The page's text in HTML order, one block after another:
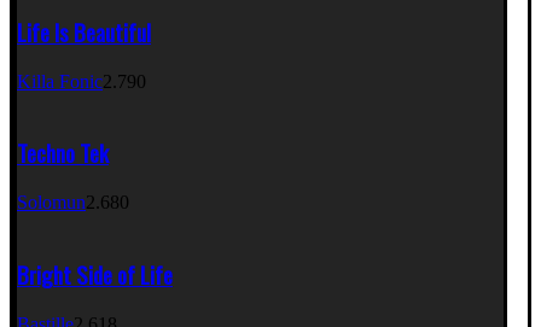
Life Is Beautiful
Killa Fonic2.790
Techno Tek
Solomun2.680
Bright Side of Life